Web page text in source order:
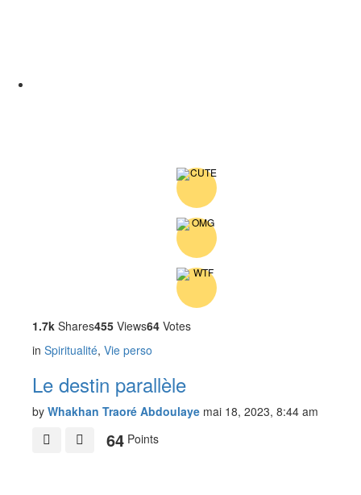
1.7k Shares455 Views64 Votes
in Spiritualité, Vie perso
Le destin parallèle
by Whakhan Traoré Abdoulaye mai 18, 2023, 8:44 am
64 Points